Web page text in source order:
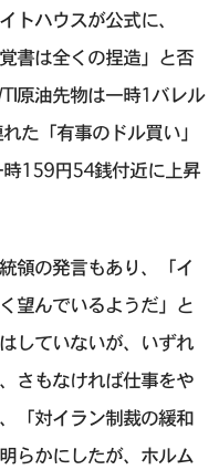
トハウスが公式に、
書は全くの捏造」と否
原油先物は一時1バレル
た「有事のドル買い」
159円54銭付近に上昇
領の発言もあり、「イ
望んでいるようだ」と
していないが、いずれ
さもなければ仕事をや
「対イラン制裁の緩和
らかにしたが、ホルム